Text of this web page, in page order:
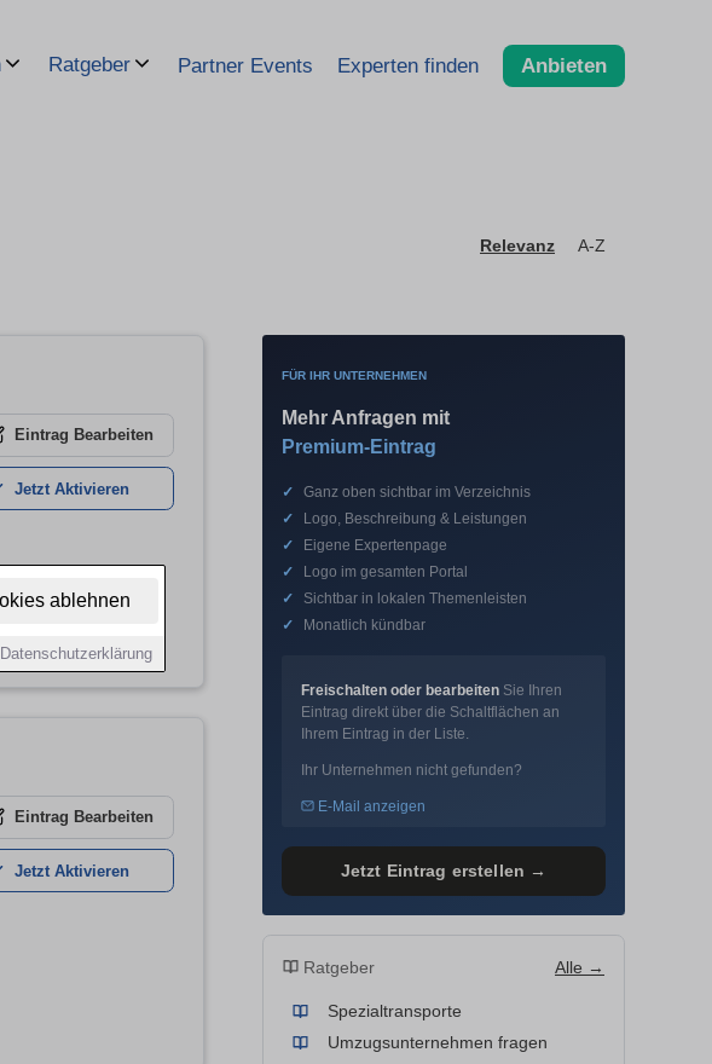
ablehnen
Datenschutzerklärung
Ratgeber Partner Events Experten finden Anbieten
Relevanz A-Z
Eintrag Bearbeiten
Jetzt Aktivieren
Eintrag Bearbeiten
Jetzt Aktivieren
FÜR IHR UNTERNEHMEN
Mehr Anfragen mit
Premium-Eintrag
✓
Ganz oben sichtbar im Verzeichnis
✓
Logo, Beschreibung & Leistungen
✓
Eigene Expertenpage
✓
Logo im gesamten Portal
✓
Sichtbar in lokalen Themenleisten
✓
Monatlich kündbar
Freischalten oder bearbeiten Sie Ihren
Eintrag direkt über die Schaltflächen an
Ihrem Eintrag in der Liste.
Ihr Unternehmen nicht gefunden?
E-Mail anzeigen
Jetzt Eintrag erstellen →
Ratgeber Alle →
Spezialtransporte
Umzugsunternehmen fragen